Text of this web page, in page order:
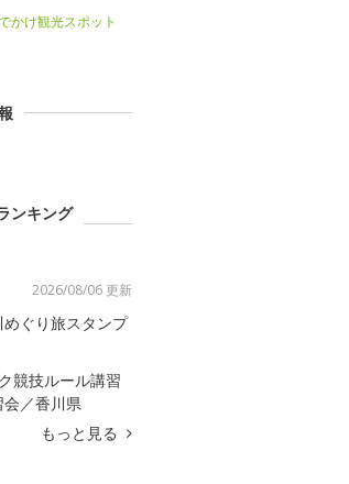
かけ観光スポット
ンキング
2026/08/06 更新
ぐり旅スタンプ
競技ルール講習
／香川県
もっと見る